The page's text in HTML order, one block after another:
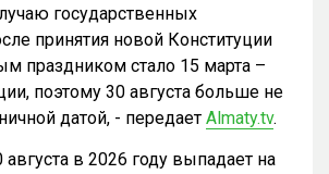
государственных
принятия новой Конституции
праздником стало 15 марта –
поэтому 30 августа больше не
датой, - передает Almaty.tv.
августа в 2026 году выпадает на